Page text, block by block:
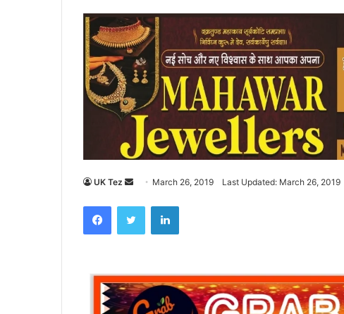
UK Tez
n
d
e
m
March 26, 2019 Last Updated: March 26, 2019